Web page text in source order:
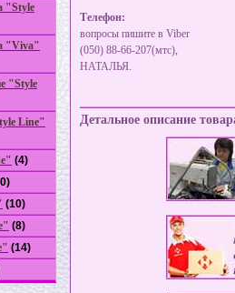
"Style
"Viva"
"Style
Line"
(4)
(10)
(8)
(14)
Телефон:
вопросы пишите в Viber
(050) 88-66-207(мтс),
НАТАЛЬЯ.
Детальное описание